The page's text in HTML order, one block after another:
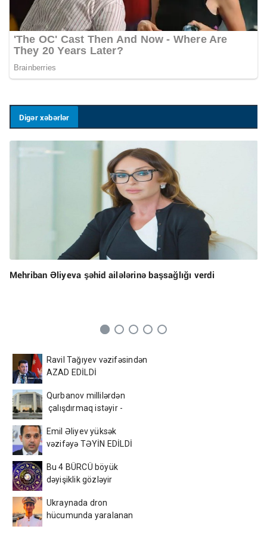
Digər xəbərlər
Mehriban Əliyeva şəhid ailələrinə başsağlığı verdi
Ravil Tağıyev vəzifəsindən
AZAD EDİLDİ
Qurbanov millilərdən
çalışdırmaq istəyir -
Emil Əliyev yüksək
vəzifəyə TƏYİN EDİLDİ
Bu 4 BÜRCÜ böyük
dəyişiklik gözləyir
Ukraynada dron
hücumunda yaralanan